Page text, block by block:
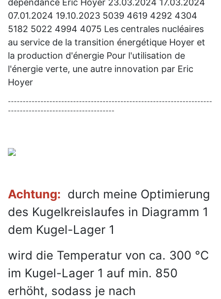
dépendance Éric Hoyer 23.03.2024 17.03.2024
07.01.2024 19.10.2023 5039 4619 4292 4304
5182 5022 4994 4075 Les centrales nucléaires
au service de la transition énergétique Hoyer et
la production d'énergie Pour l'utilisation de
l'énergie verte, une autre innovation par Eric
Hoyer
---------------------------------------------------------------------
------------------------------------
Achtung: durch meine Optimierung
des Kugelkreislaufes in Diagramm 1
dem Kugel-Lager 1
wird die Temperatur von ca. 300 °C
im Kugel-Lager 1 auf min. 850
erhöht, sodass je nach